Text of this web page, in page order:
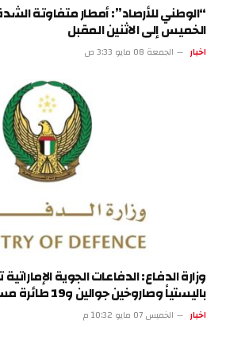
“الوطني للأرصاد”: أمطار متفاوتة
الخميس إلى الاثنين المقبل
اخبار الجمعة 08 مايو 3:33 ص
باليستياً وصاروخين جوالين و19 طائرة مسيّرة
اخبار الخميس 07 مايو 10:32 م